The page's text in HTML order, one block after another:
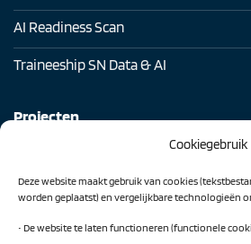
Cookiegebruik
Deze website maakt gebruik van cookies
worden geplaatst) en vergelijkbare technologieën
• De website te laten functioneren (functionele
AI Readiness Scan
Traineeship SN Data & AI
Projecten
CLIC-IT
Niemeyer Campus